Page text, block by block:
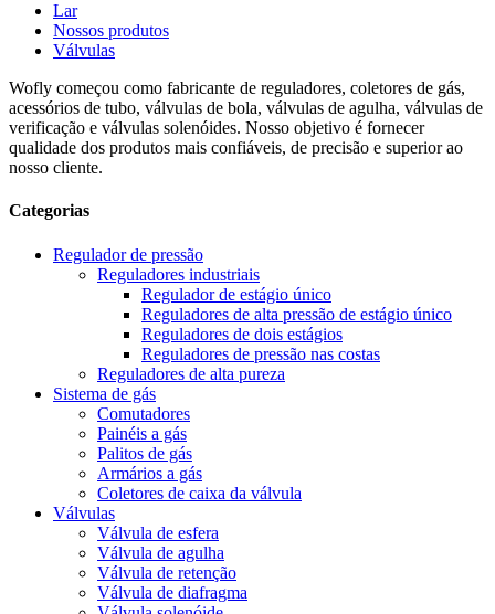
Lar
Nossos produtos
Válvulas
Wofly começou como fabricante de reguladores, coletores de gás,
acessórios de tubo, válvulas de bola, válvulas de agulha, válvulas de
verificação e válvulas solenóides. Nosso objetivo é fornecer
qualidade dos produtos mais confiáveis, de precisão e superior ao
nosso cliente.
Categorias
Regulador de pressão
Reguladores industriais
Regulador de estágio único
Reguladores de alta pressão de estágio único
Reguladores de dois estágios
Reguladores de pressão nas costas
Reguladores de alta pureza
Sistema de gás
Comutadores
Painéis a gás
Palitos de gás
Armários a gás
Coletores de caixa da válvula
Válvulas
Válvula de esfera
Válvula de agulha
Válvula de retenção
Válvula de diafragma